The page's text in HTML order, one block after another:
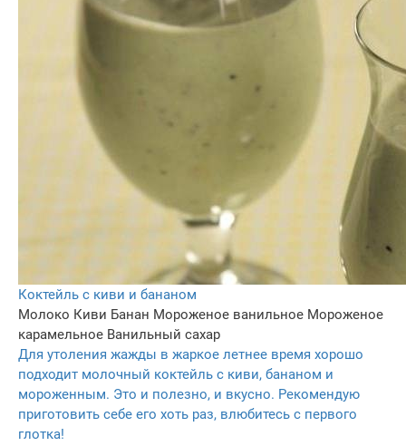
Коктейль с киви и бананом
Молоко Киви Банан Мороженое ванильное Мороженое
карамельное Ванильный сахар
Для утоления жажды в жаркое летнее время хорошо
подходит молочный коктейль с киви, бананом и
мороженным. Это и полезно, и вкусно. Рекомендую
приготовить себе его хоть раз, влюбитесь с первого
глотка!